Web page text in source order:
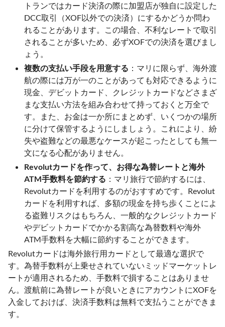
トランではカード決済の際に加盟店が独自に設定した
DCC取引（XOF以外での決済）にするかどうか問わ
れることがあります。この場合、不利なレートで取引
されることが多いため、必ずXOFでの決済を選びまし
ょう。
複数の支払い手段を用意する ：マリに限らず、海外渡
航の際には万が一のことがあっても対応できるように
現金、デビットカード、クレジットカードなどさまざ
まな支払い方法を組み合わせて持っておくと万全で
す。また、お金は一か所にまとめず、いくつかの場所
に分けて保管するようにしましょう。これにより、紛
失や盗難などの最悪なケースが起こったとしても無一
文になる心配がありません。
Revolutカードを作って、お得な為替レートと海外
ATM手数料を節約する ：マリ旅行で節約するには、
Revolutカードを利用するのがおすすめです。Revolut
カードを利用すれば、多額の現金を持ち歩くことによ
る盗難リスクはもちろん、一般的なクレジットカード
やデビットカードでかかる割高な為替数料や海外
ATM手数料を大幅に節約することができます。
Revolutカードは海外旅行用カードとして最適な選択で
す。為替手数料が上乗せされていないミッドマーケットレ
ートが適用されるため、手数料で損することはありませ
ん。渡航前に為替レートが良いときにアカウントにXOFを
入金しておけば、決済手数料は無料で支払うことができま
す。